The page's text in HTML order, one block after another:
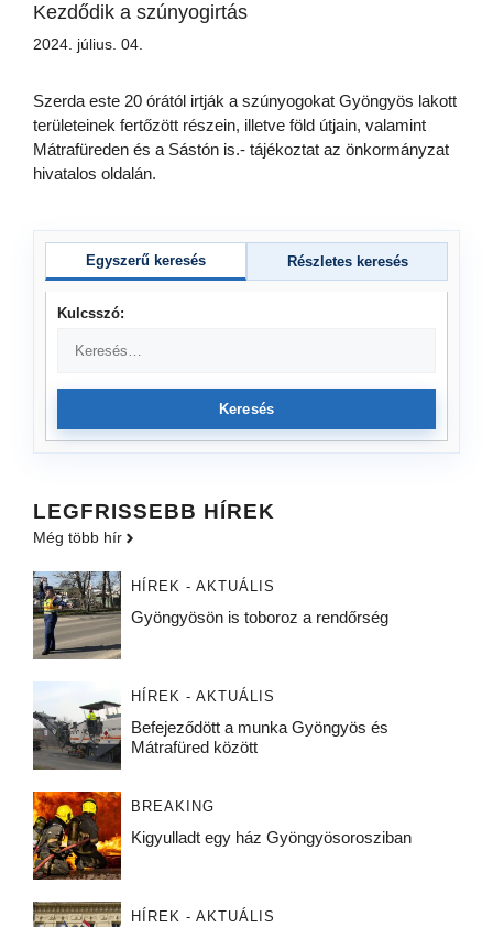
Kezdődik a szúnyogirtás
2024. július. 04.
Szerda este 20 órától irtják a szúnyogokat Gyöngyös lakott
területeinek fertőzött részein, illetve föld útjain, valamint
Mátrafüreden és a Sástón is.- tájékoztat az önkormányzat
hivatalos oldalán.
Egyszerű keresés Részletes keresés
Kulcsszó:
Keresés
LEGFRISSEBB HÍREK
Még több hír
HÍREK - AKTUÁLIS
Gyöngyösön is toboroz a rendőrség
HÍREK - AKTUÁLIS
Befejeződött a munka Gyöngyös és
Mátrafüred között
BREAKING
Kigyulladt egy ház Gyöngyösorosziban
HÍREK - AKTUÁLIS